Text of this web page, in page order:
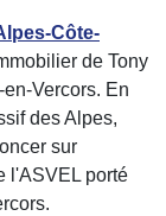
Côte-
de Tony
Vercors. En
des Alpes,
sur
l'ASVEL porté